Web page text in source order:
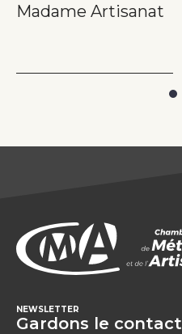
Madame Artisanat
NEWSLETTER
Gardons le contact